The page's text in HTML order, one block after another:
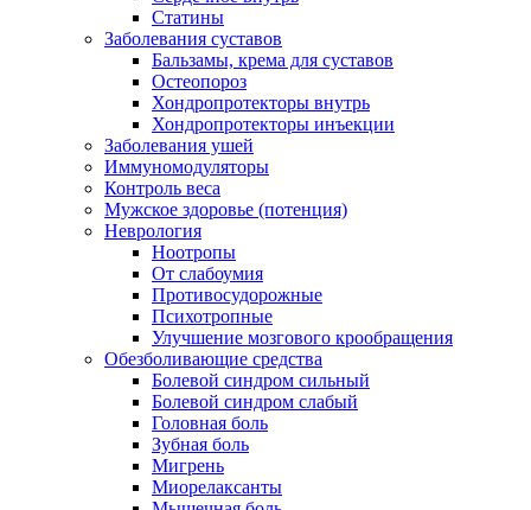
Статины
Заболевания суставов
Бальзамы, крема для суставов
Остеопороз
Хондропротекторы внутрь
Хондропротекторы инъекции
Заболевания ушей
Иммуномодуляторы
Контроль веса
Мужское здоровье (потенция)
Неврология
Ноотропы
От слабоумия
Противосудорожные
Психотропные
Улучшение мозгового крообращения
Обезболивающие средства
Болевой синдром сильный
Болевой синдром слабый
Головная боль
Зубная боль
Мигрень
Миорелаксанты